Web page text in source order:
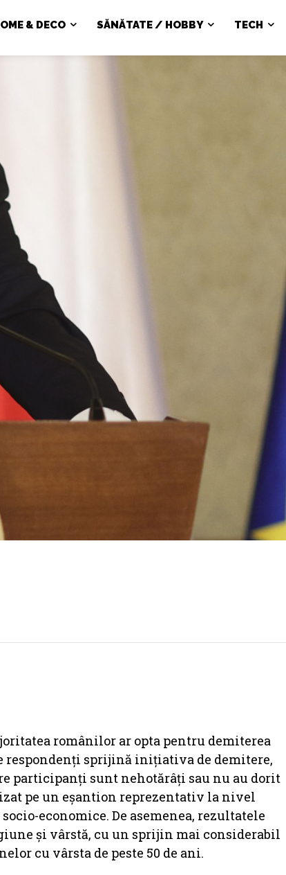
& DECO SĂNĂTATE / HOBBY TECH
românilor ar opta pentru demiterea
respondenți sprijină inițiativa de demitere,
participanți sunt nehotărâți sau nu au dorit
pe un eșantion reprezentativ la nivel
economice. De asemenea, rezultatele
și vârstă, cu un sprijin mai considerabil
cu vârsta de peste 50 de ani.